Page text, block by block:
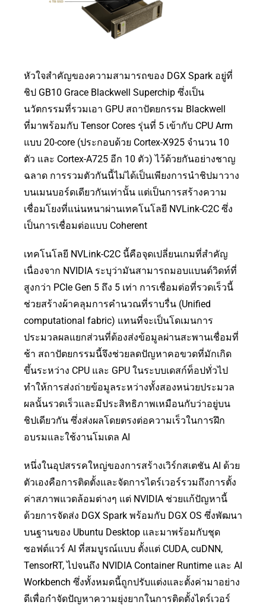
หัวใจสำคัญของความสามารถของ DGX Spark อยู่ที่
ชิป GB10 Grace Blackwell Superchip ซึ่งเป็น
นวัตกรรมที่รวมเอา GPU สถาปัตยกรรม Blackwell
ที่มาพร้อมกับ Tensor Cores รุ่นที่ 5 เข้ากับ CPU Arm
แบบ 20-core (ประกอบด้วย Cortex-X925 จำนวน 10
ตัว และ Cortex-A725 อีก 10 ตัว) ไว้ด้วยกันอย่างชาญ
ฉลาด การรวมตัวกันนี้ไม่ได้เป็นเพียงการนำชิปมาวาง
บนเมนบอร์ดเดียวกันเท่านั้น แต่เป็นการสร้างความ
เชื่อมโยงที่แน่นหนาผ่านเทคโนโลยี NVLink-C2C ซึ่ง
เป็นการเชื่อมต่อแบบ Coherent
เทคโนโลยี NVLink-C2C นี้คือจุดเปลี่ยนเกมที่สำคัญ
เนื่องจาก NVIDIA ระบุว่ามันสามารถมอบแบนด์วิดท์ที่
สูงกว่า PCIe Gen 5 ถึง 5 เท่า การเชื่อมต่อที่รวดเร็วนี้
ช่วยสร้างผ้าคลุมการคำนวณที่ราบรื่น (Unified
computational fabric) แทนที่จะเป็นโดเมนการ
ประมวลผลแยกส่วนที่ต้องส่งข้อมูลผ่านสะพานเชื่อมที่
ช้า สถาปัตยกรรมนี้จึงช่วยลดปัญหาคอขวดที่มักเกิด
ขึ้นระหว่าง CPU และ GPU ในระบบเดสก์ท็อปทั่วไป
ทำให้การส่งถ่ายข้อมูลระหว่างทั้งสองหน่วยประมวล
ผลนั้นรวดเร็วและมีประสิทธิภาพเหมือนกับว่าอยู่บน
ชิปเดียวกัน ซึ่งส่งผลโดยตรงต่อความเร็วในการฝึก
อบรมและใช้งานโมเดล AI
หนึ่งในอุปสรรคใหญ่ของการสร้างเวิร์กสเตชัน AI ด้วย
ตัวเองคือการติดตั้งและจัดการไดร์เวอร์รวมถึงการตั้ง
ค่าสภาพแวดล้อมต่างๆ แต่ NVIDIA ช่วยแก้ปัญหานี้
ด้วยการจัดส่ง DGX Spark พร้อมกับ DGX OS ซึ่งพัฒนา
บนฐานของ Ubuntu Desktop และมาพร้อมกับชุด
ซอฟต์แวร์ AI ที่สมบูรณ์แบบ ตั้งแต่ CUDA, cuDNN,
TensorRT, ไปจนถึง NVIDIA Container Runtime และ AI
Workbench ซึ่งทั้งหมดนี้ถูกปรับแต่งและตั้งค่ามาอย่าง
ดีเพื่อกำจัดปัญหาความยุ่งยากในการติดตั้งไดร์เวอร์